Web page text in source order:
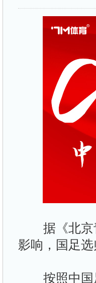
据《北京青
影响，国足
按照中国足